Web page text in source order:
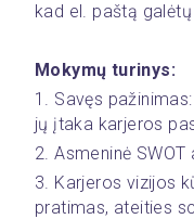
kad el. paštą
Mokymų turinys:
1. Savęs
jų įtaka karjeros
2. Asmeninė
3. Karjeros vizijos
pratimas, ateities